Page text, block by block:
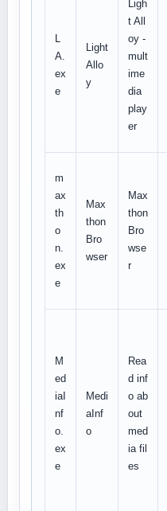
L
A.
ex
e
Light
Allo
y
Ligh
t All
oy -
mult
ime
dia
play
er
m
ax
th
o
n.
ex
e
Max
thon
Bro
wser
Max
thon
Bro
wse
r
M
ed
iaI
nf
o.
ex
e
Medi
aInf
o
Rea
d inf
o ab
out
med
ia fil
es